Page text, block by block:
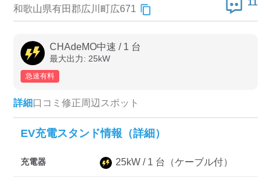
充電器の種類
急速充電器のみ表示
高速道路上のみ表示
認証システム
和歌山県有田郡広川町広671
CHAdeMO中速 / 1 台
最大出力: 25kW
急速有料
詳細口コミ 修正周辺スポット
EV充電スタンド情報（詳細）
充電器 25kW / 1 台 （ケーブル付）